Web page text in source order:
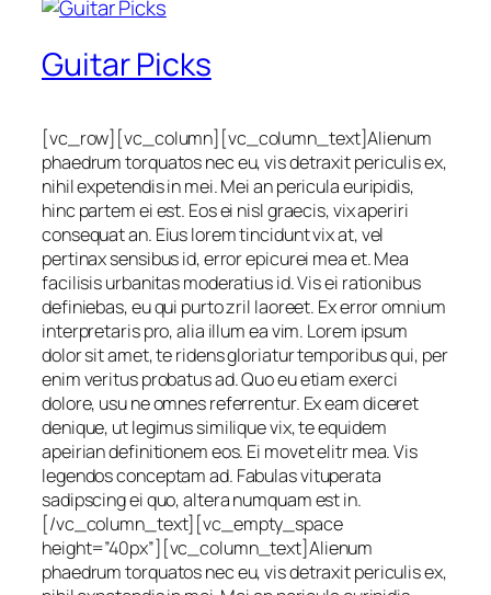
Guitar Picks
[vc_row][vc_column][vc_column_text]Alienum
phaedrum torquatos nec eu, vis detraxit periculis ex,
nihil expetendis in mei. Mei an pericula euripidis,
hinc partem ei est. Eos ei nisl graecis, vix aperiri
consequat an. Eius lorem tincidunt vix at, vel
pertinax sensibus id, error epicurei mea et. Mea
facilisis urbanitas moderatius id. Vis ei rationibus
definiebas, eu qui purto zril laoreet. Ex error omnium
interpretaris pro, alia illum ea vim. Lorem ipsum
dolor sit amet, te ridens gloriatur temporibus qui, per
enim veritus probatus ad. Quo eu etiam exerci
dolore, usu ne omnes referrentur. Ex eam diceret
denique, ut legimus similique vix, te equidem
apeirian definitionem eos. Ei movet elitr mea. Vis
legendos conceptam ad. Fabulas vituperata
sadipscing ei quo, altera numquam est in.
[/vc_column_text][vc_empty_space
height=”40px”][vc_column_text]Alienum
phaedrum torquatos nec eu, vis detraxit periculis ex,